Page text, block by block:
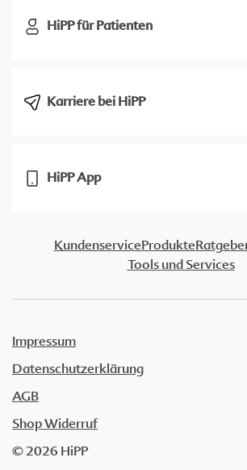
HiPP für Patienten
Karriere bei HiPP
HiPP App
KundenserviceProdukte
Tools und Services
Impressum
Datenschutzerklärung
AGB
Shop Widerruf
© 2026 HiPP